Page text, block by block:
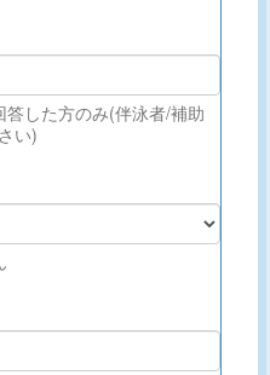
した方のみ(伴泳者/補助
い)